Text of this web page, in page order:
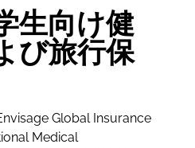
生向け健
び旅行保
Global Insurance
Medical